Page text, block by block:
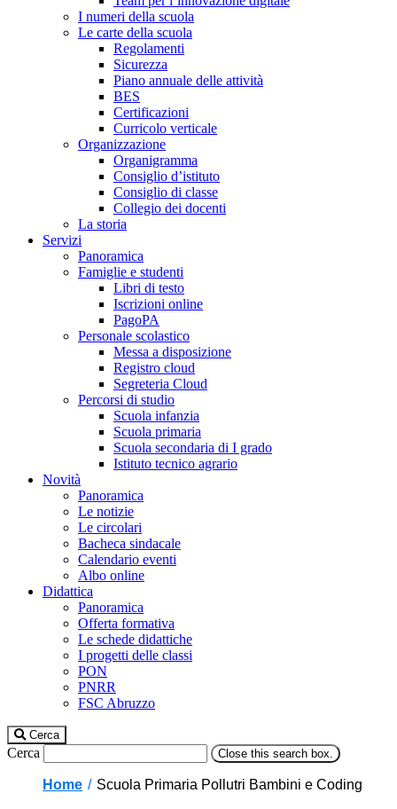
I numeri della scuola
Le carte della scuola
Regolamenti
Sicurezza
Piano annuale delle attività
BES
Certificazioni
Curricolo verticale
Organizzazione
Organigramma
Consiglio d’istituto
Consiglio di classe
Collegio dei docenti
La storia
Servizi
Panoramica
Famiglie e studenti
Libri di testo
Iscrizioni online
PagoPA
Personale scolastico
Messa a disposizione
Registro cloud
Segreteria Cloud
Percorsi di studio
Scuola infanzia
Scuola primaria
Scuola secondaria di I grado
Istituto tecnico agrario
Novità
Panoramica
Le notizie
Le circolari
Bacheca sindacale
Calendario eventi
Albo online
Didattica
Panoramica
Offerta formativa
Le schede didattiche
I progetti delle classi
PON
PNRR
FSC Abruzzo
Cerca
Cerca Close this search box.
Home Scuola Primaria Pollutri Bambini e Coding